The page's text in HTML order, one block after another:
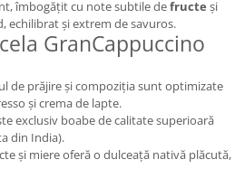
îmbogățit cu note subtile defructe și
echilibrat și extrem de savuros.
GranCappuccino
de prăjire și compoziția sunt optimizate
și crema de lapte.
exclusiv boabe de calitate superioară
din India).
și miere oferă o dulceață nativă plăcută,